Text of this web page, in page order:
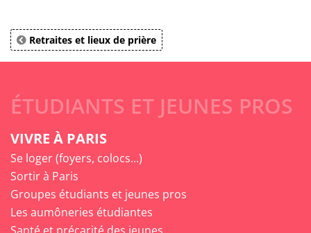
Retraites et lieux de prière
ÉTUDIANTS ET JEUNES PROS
VIVRE À PARIS
Se loger (foyers, colocs...)
Sortir à Paris
Groupes étudiants et jeunes pros
Les aumôneries étudiantes